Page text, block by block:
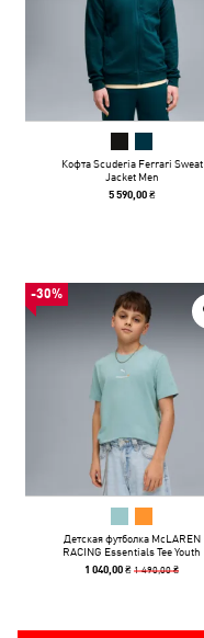
Кофта Scuderia Ferrari Sweat
Jacket Men
5 590,00 ₴
-30%
Детская футболка McLAREN
RACING Essentials Tee Youth
1 040,00 ₴1 490,00 ₴